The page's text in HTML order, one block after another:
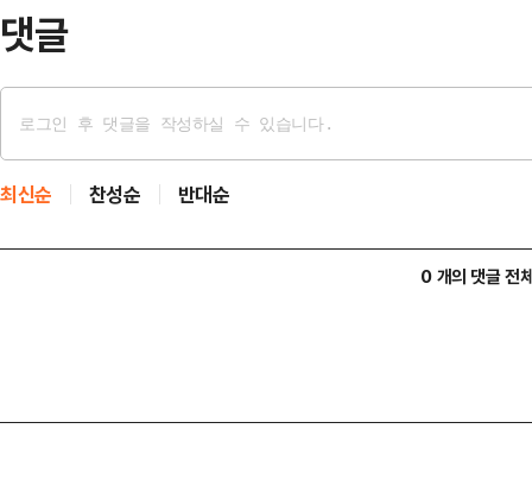
댓글
최신순 찬성순 반대순
0 개의 댓글 전